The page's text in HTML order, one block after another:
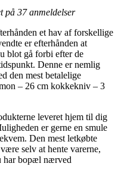
på 37anmeldelser
et hav af forskellige
er efterhånden at
blot gå forbi efter de
Denne er nemlig
den mest betalelige
– 26 cm kokkekniv – 3
leveret hjem til dig
er gerne en smule
Den mest letkøbte
selv at hente varerne,
har bopæl nærved